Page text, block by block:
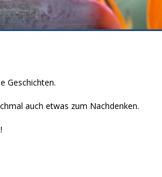
Geschichten.
auch etwas zum Nachdenken.